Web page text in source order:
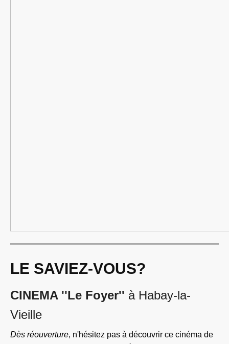
LE SAVIEZ-VOUS?
CINEMA ''Le Foyer'' à Habay-la-
Vieille
Dès réouverture, n'hésitez pas à découvrir ce cinéma de